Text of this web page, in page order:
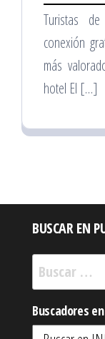
Turistas
conexión
más
hotel El […]
BUSCAR EN
Buscar:
Buscadores